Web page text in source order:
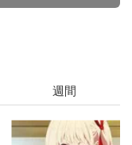
魔術師クノンは
見えている
週間